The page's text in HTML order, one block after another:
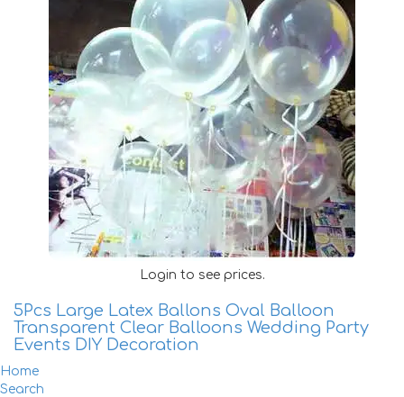
Login to see prices.
5Pcs Large Latex Ballons Oval Balloon
Transparent Clear Balloons Wedding Party
Events DIY Decoration
Home
Search